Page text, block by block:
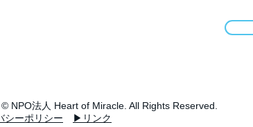
© NPO法人 Heart of Miracle. All Rights Reserved.
シーポリシー
▶リンク